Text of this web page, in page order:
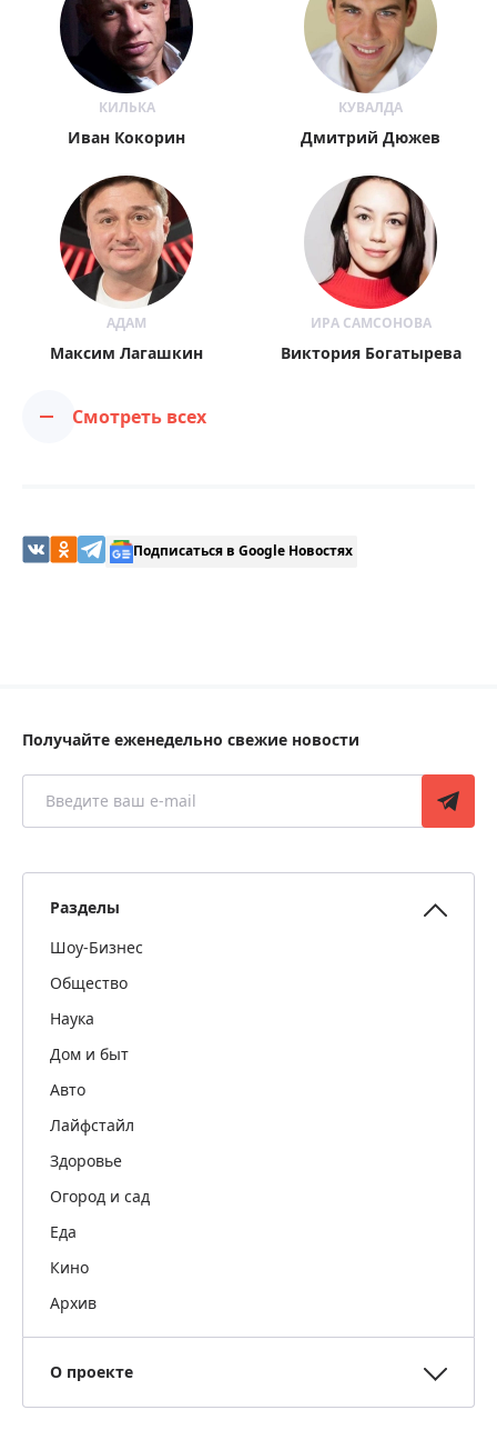
КИЛЬКА
Иван Кокорин
КУВАЛДА
Дмитрий Дюжев
АДАМ
Максим Лагашкин
ИРА САМСОНОВА
Виктория Богатырева
Смотреть всех
Подписаться в Google Новостях
Получайте еженедельно свежие новости
Разделы
Шоу-Бизнес
Общество
Наука
Дом и быт
Авто
Лайфстайл
Здоровье
Огород и сад
Еда
Кино
Архив
О проекте